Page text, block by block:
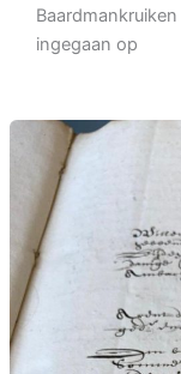
ingegaan op